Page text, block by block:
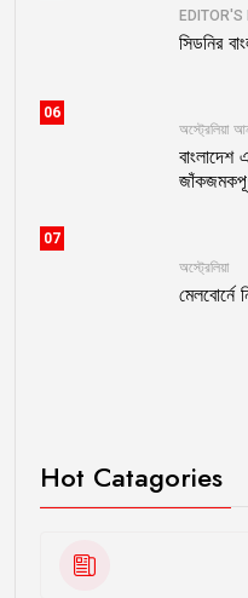
EDITOR'S
সিডনির
06
অস্ট্রেলিয়া
07
অস্ট্রেলিয়া
মেলবোর্নে
Hot Catagories